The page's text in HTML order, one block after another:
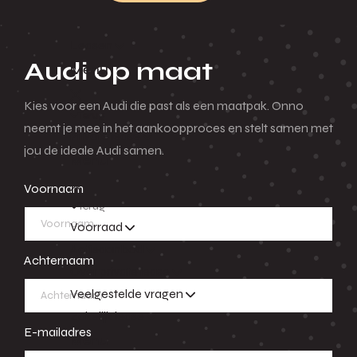
Menu
Private lease
Menu
Terug
Voorraad
Veelgestelde vragen
Zakelijk lease
Menu
Audi op maat
Kies voor een Audi die past als een maatpak. Onno
neemt je mee in het aankoopproces en stelt samen met
jou de ideale Audi samen.
Voornaam
Achternaam
E-mailadres